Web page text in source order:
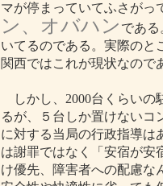
マが停まっていてふさがっ
ン、オバハン であ
いてるのである。実際のと
関西ではこれが現状なので
しかし、2000台くらいの
るが、５台しか置けないコ
に対する当局の行政指導は
は謝罪ではなく「安宿が安
け優先、障害者への配慮な